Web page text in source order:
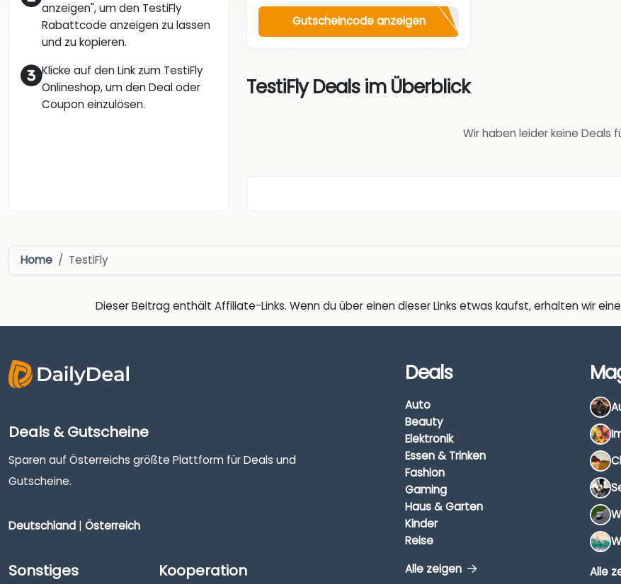
anzeigen", um den TestiFly
Rabattcode anzeigen zu lassen
und zu kopieren.
Klicke auf den Link zum TestiFly
Onlineshop, um den Deal oder
Coupon einzulösen.
Gutscheincode anzeigen
TestiFly Deals im Überblick
Wir haben leider keine Deals
Home TestiFly
Dieser Beitrag enthält Affiliate-Links. Wenn du über einen dieser Links etwas kaufst, erhalten wir
Deals & Gutscheine
Sparen auf Österreichs größte Plattform für Deals und
Gutscheine.
Deutschland | Österreich
Sonstiges Kooperation
Deals
Auto
Beauty
Elektronik
Essen & Trinken
Fashion
Gaming
Haus & Garten
Kinder
Reise
Alle zeigen
Alle